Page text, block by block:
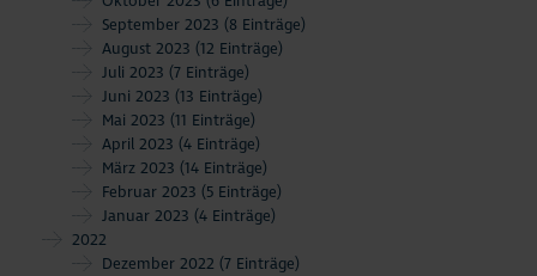
September 2023 (8 Einträge)
August 2023 (12 Einträge)
Juli 2023 (7 Einträge)
Juni 2023 (13 Einträge)
Mai 2023 (11 Einträge)
April 2023 (4 Einträge)
März 2023 (14 Einträge)
Februar 2023 (5 Einträge)
Januar 2023 (4 Einträge)
2022
Dezember 2022 (7 Einträge)